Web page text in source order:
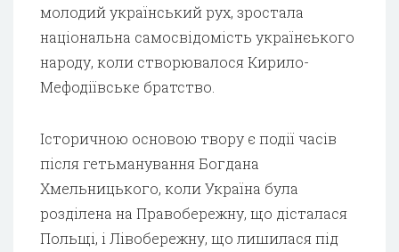
молодий український рух, зростала
національна самосвідомість українєького
народу, коли створювалося Кирило-
Мефодіївське братство.
Історичною основою твору є події часів
після гетьманування Богдана
Хмельницького, коли Україна була
розділена на Правобережну, що дісталася
Польщі, і Лівобережну, що лишилася під